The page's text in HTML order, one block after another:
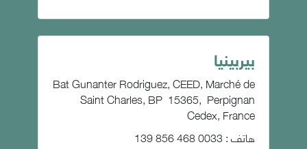
بيربينيا
Bat Gunanter Rodriguez, CEED, Marché de
Saint Charles, BP 15365, Perpignan
Cedex, France
هاتف : 0033 468 856 139